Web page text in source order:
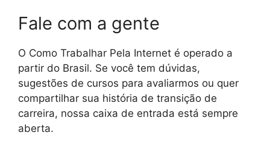
Fale com a gente
O Como Trabalhar Pela Internet é operado a
partir do Brasil. Se você tem dúvidas,
sugestões de cursos para avaliarmos ou quer
compartilhar sua história de transição de
carreira, nossa caixa de entrada está sempre
aberta.